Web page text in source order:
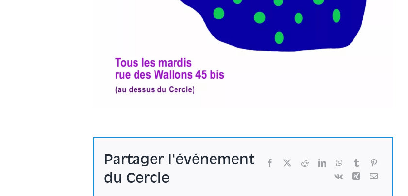
Partager l'événement
du Cercle